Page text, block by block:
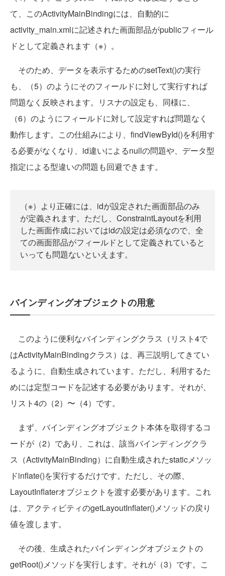
て、このActivityMainBindingには、自動的に
activity_main.xmlに記述された画面部品がpublicフィール
ドとして定義されます（※）。
そのため、データを表示するためのsetText()の実行
も、（5）のようにそのフィールドに対して実行すれば
問題なく反映されます。リスナの設定も、同様に、
（6）のようにフィールドに対して設定すれば問題なく
動作します。この仕組みにより、findViewById()を利用す
る必要がなくなり、id違いによるnullの問題や、データ型
指定による型違いの問題も回避できます。
（※）より正確には、idが設定された画面部品のみ
が定義されます。ただし、ConstraintLayoutを利用
した画面作成においてはidの設定は必須なので、全
ての画面部品がフィールドとして定義されていると
いっても問題ないといえます。
バインディングオブジェクトの用意
このように便利なバインディングクラス（リスト4で
はActivityMainBindingクラス）は、再三説明してきてい
るように、自動生成されています。ただし、利用するた
めには定型コードを記述する必要があります。それが、
リスト4の（2）〜（4）です。
まず、バインディングオブジェクト本体を取得するコ
ードが（2）であり、これは、該当バインディングクラ
ス（ActivityMainBinding）に自動生成されたstaticメソッ
ドinflate()を実行するだけです。ただし、その際、
LayoutInflaterオブジェクトを渡す必要があります。これ
は、アクティビティのgetLayoutInflater()メソッドの戻り
値を渡します。
その後、生成されたバインディングオブジェクトの
getRoot()メソッドを実行します。それが（3）です。こ